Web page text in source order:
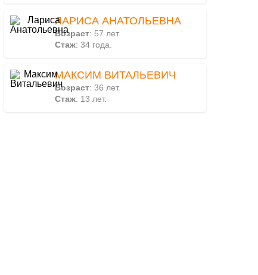
ЛАРИСА АНАТОЛЬЕВНА
Возраст: 57 лет.
Стаж: 34 года.
МАКСИМ ВИТАЛЬЕВИЧ
Возраст: 36 лет.
Стаж: 13 лет.